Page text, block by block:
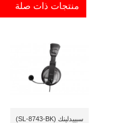
منتجات ذات صلة
سبييدلينك (SL-8743-BK)